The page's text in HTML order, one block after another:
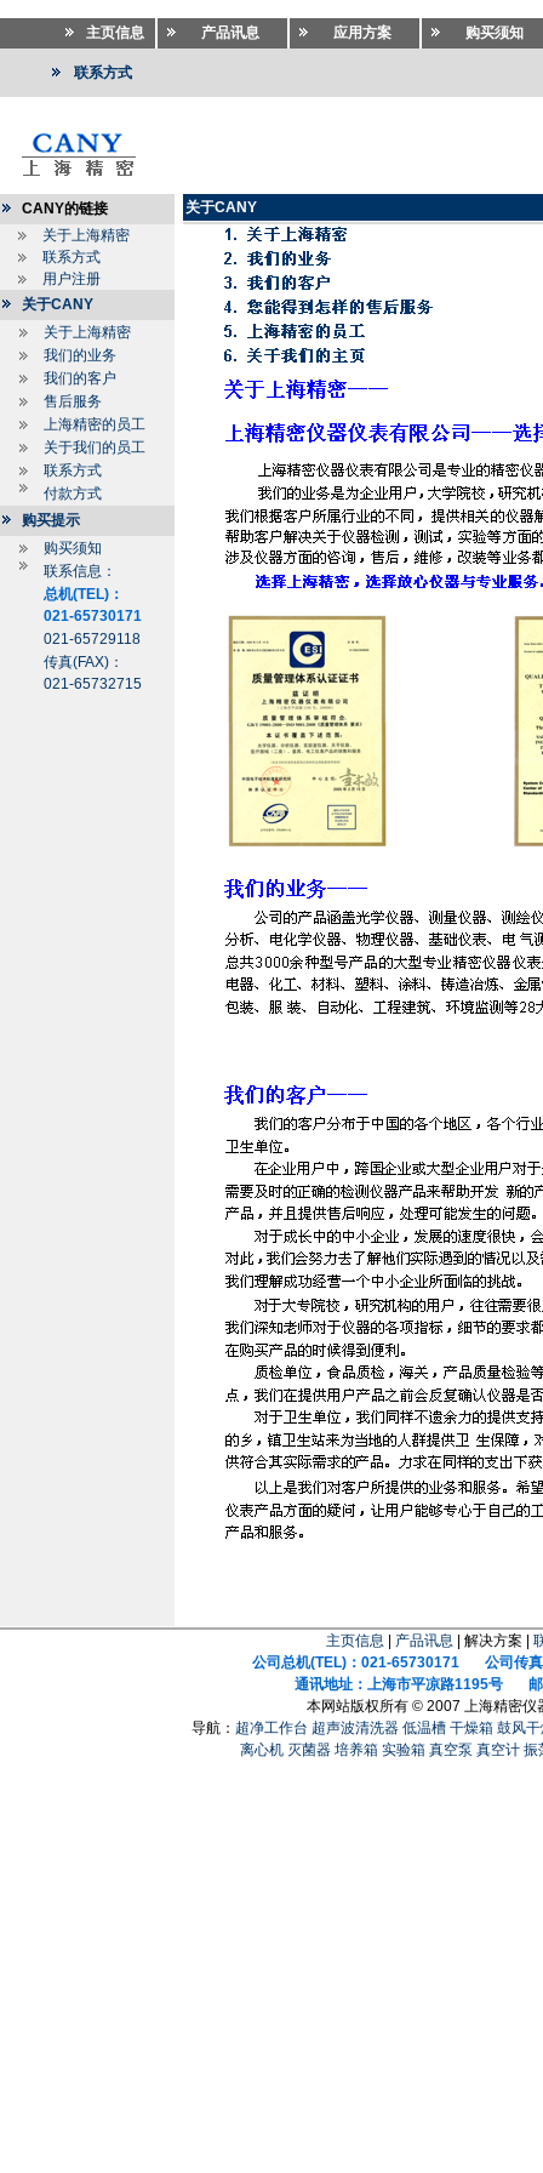
主页信息 产品讯息 应用方案 购买须知
联系方式
CANY的链接
关于上海精密
联系方式
用户注册
关于CANY
关于上海精密
我们的业务
我们的客户
售后服务
上海精密的员工
关于我们的员工
联系方式
付款方式
购买提示
购买须知
联系信息：
总机(TEL)：
021-65730171
021-65729118
传真(FAX)：
021-65732715
关于CANY
主页信息 产品讯息 | 解决方案 |
公司总机(TEL)：021-65730171 公司传真
通讯地址：上海市平凉路1195号 邮
本网站版权所有 © 2007 上海精密仪
导航： 超净工作台 超声波清洗器 低温槽 干燥箱 鼓风
离心机 灭菌器 培养箱 实验箱 真空泵 真空计 振